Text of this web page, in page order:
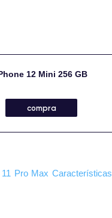
12 Mini 256 GB
compra
11 Pro Max Características